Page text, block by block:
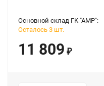
Основной склад ГК "АМР":
Осталось 3 шт.
11 809 ₽